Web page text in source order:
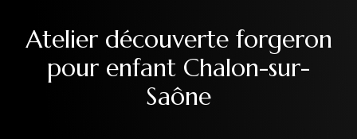
Atelier découverte forgeron
pour enfant Chalon-sur-
Saône